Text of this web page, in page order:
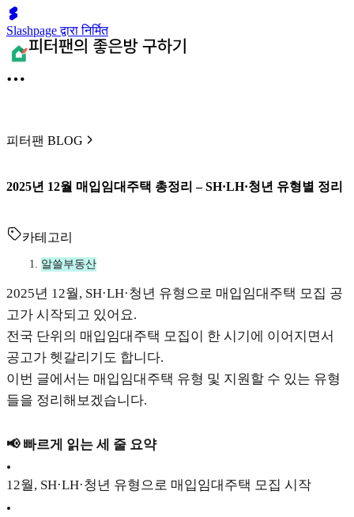
Slashpage द्वारा निर्मित
피터팬 BLOG
2025년 12월 매입임대주택 총정리 – SH·LH·청년 유형별 정리
카테고리
알쓸부동산
2025년 12월, SH·LH·청년 유형으로 매입임대주택 모집 공
고가 시작되고 있어요.
전국 단위의 매입임대주택 모집이 한 시기에 이어지면서
공고가 헷갈리기도 합니다.
이번 글에서는 매입임대주택 유형 및 지원할 수 있는 유형
들을 정리해보겠습니다.
📢 빠르게 읽는 세 줄 요약
•
12월, SH·LH·청년 유형으로 매입임대주택 모집 시작
•